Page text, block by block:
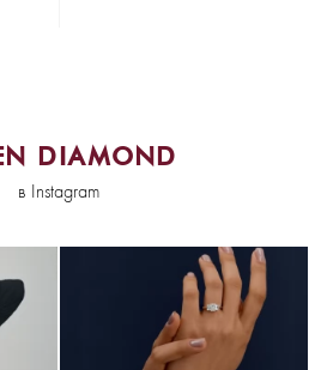
DIAMOND
в Instagram